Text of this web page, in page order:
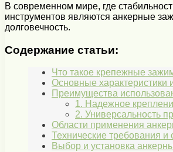
В современном мире, где
инструментов являются анкерные
долговечность.
Содержание статьи:
Что такое крепежные
Основные характеристики
Преимущества
1. Надежное
2. Универсальность
Области применения
Технические требования
Выбор и установка